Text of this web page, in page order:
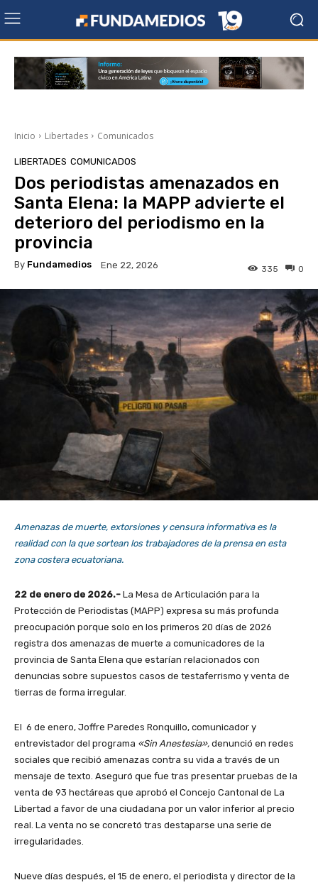
Inicio Libertades Comunicados
LIBERTADES COMUNICADOS
Dos periodistas amenazados en
Santa Elena: la MAPP advierte el
deterioro del periodismo en la
provincia
By Fundamedios Ene 22, 2026 0
335
Amenazas de muerte, extorsiones y censura informativa es la
realidad con la que sortean los trabajadores de la prensa en esta
zona costera ecuatoriana.
22 de enero de 2026.- La Mesa de Articulación para la
Protección de Periodistas (MAPP) expresa su más profunda
preocupación porque solo en los primeros 20 días de 2026
registra dos amenazas de muerte a comunicadores de la
provincia de Santa Elena que estarían relacionados con
denuncias sobre supuestos casos de testaferrismo y venta de
tierras de forma irregular.
El 6 de enero, Joffre Paredes Ronquillo, comunicador y
entrevistador del programa «Sin Anestesia», denunció en redes
sociales que recibió amenazas contra su vida a través de un
mensaje de texto. Aseguró que fue tras presentar pruebas de la
venta de 93 hectáreas que aprobó el Concejo Cantonal de La
Libertad a favor de una ciudadana por un valor inferior al precio
real. La venta no se concretó tras destaparse una serie de
irregularidades.
Nueve días después, el 15 de enero, el periodista y director de la